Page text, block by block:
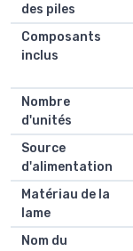
des piles
Composants
inclus
Nombre
d'unités
Source
d'alimentation
Matériau de la
lame
Nom du